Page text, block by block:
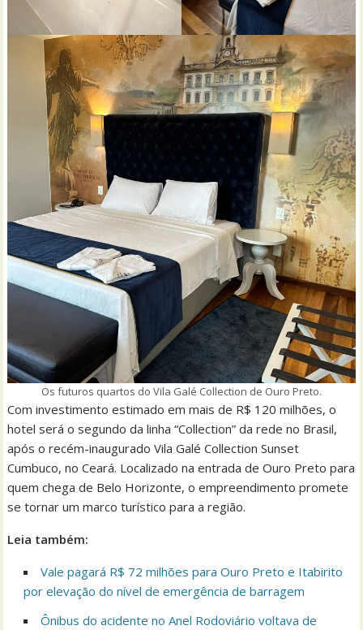
Os futuros quartos do Vila Galé Collection de Ouro Preto.
Com investimento estimado em mais de R$ 120 milhões, o
hotel será o segundo da linha “Collection” da rede no Brasil,
após o recém-inaugurado Vila Galé Collection Sunset
Cumbuco, no Ceará. Localizado na entrada de Ouro Preto para
quem chega de Belo Horizonte, o empreendimento promete
se tornar um marco turístico para a região.
Leia também:
Vale pagará R$ 72 milhões para Ouro Preto e Itabirito
por elevação do nível de emergência de barragem
Ônibus do acidente no Anel Rodoviário voltava de